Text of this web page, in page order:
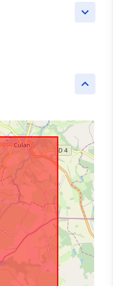
keyboard_arrow_down
keyboard_arrow_up